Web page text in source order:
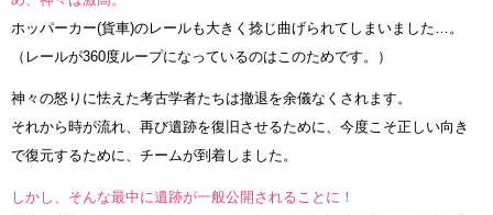
ホッパーカー(貨車)のレールも大きく捻じ曲げられてしまいました…。
（レールが360度ループになっているのはこのためです。）
神々の怒りに怯えた考古学者たちは撤退を余儀なくされます。
それから時が流れ、再び遺跡を復旧させるために、今度こそ正しい向き
で復元するために、チームが到着しました。
しかし、そんな最中に遺跡が一般公開されることに！